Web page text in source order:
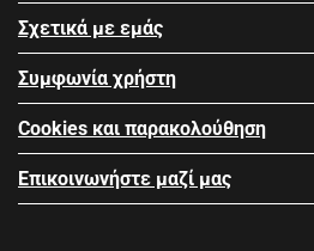
Σχετικά με εμάς
Συμφωνία χρήστη
Cookies και παρακολούθηση
Επικοινωνήστε μαζί μας